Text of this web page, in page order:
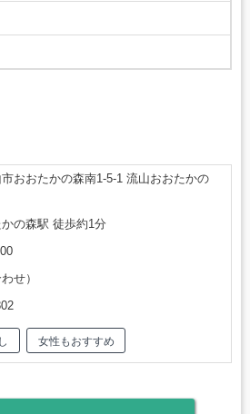
おおたかの森南1-5-1 流山おおたかの
の森駅 徒歩約1分
せ）
女性もおすすめ